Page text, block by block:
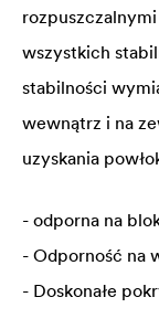
wszystkich
stabilności
wewnątrz i na
uzyskania
- odporna na
- Odporność na
- Doskonałe